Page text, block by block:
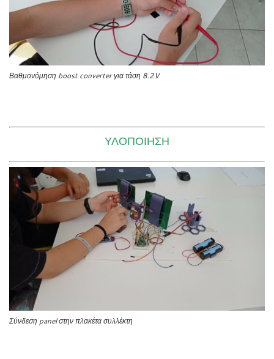
Βαθμονόμηση boost converter για τάση 8.2V
ΥΛΟΠΟΊΗΣΗ
Σύνδεση panel στην πλακέτα συλλέκτη